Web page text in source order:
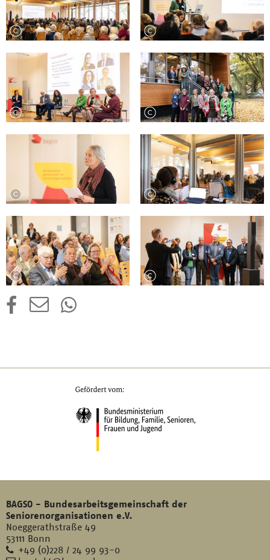
BAGSO - Bundesarbeitsgemeinschaft der
Seniorenorganisationen e.V.
Noeggerathstraße 49
53111 Bonn
Telefon
+49 (0)228 / 24 99 93-0